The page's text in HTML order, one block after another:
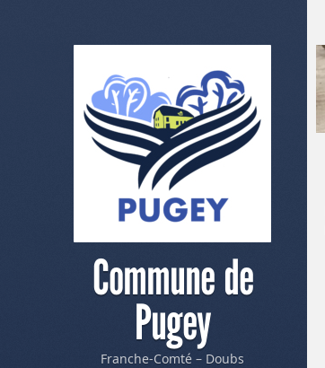
Commune de
Pugey
Franche-Comté – Doubs